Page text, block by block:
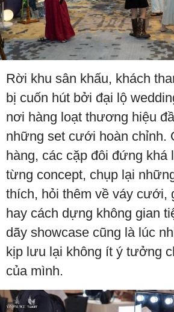
Rời khu sân khấu, khách
bị cuốn hút bởi đại lộ
nơi hàng loạt thương hiệu
những set cưới hoàn chỉnh.
hàng, các cặp đôi đứng khá
từng concept, chụp lại
thích, hỏi thêm về váy cưới,
hay cách dựng không gian
dãy showcase cũng là lúc
kịp lưu lại không ít ý tưởng
của mình.